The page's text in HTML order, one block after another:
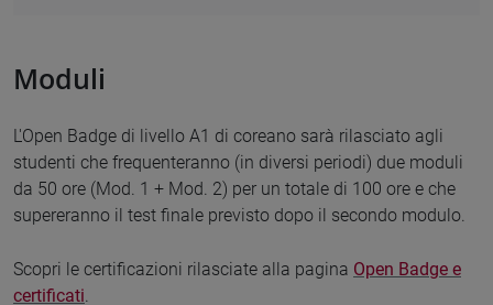
Moduli
L'Open Badge di livello A1 di coreano sarà rilasciato agli
studenti che frequenteranno (in diversi periodi) due moduli
da 50 ore (Mod. 1 + Mod. 2) per un totale di 100 ore e che
supereranno il test finale previsto dopo il secondo modulo.
Scopri le certificazioni rilasciate alla pagina Open Badge e
certificati.